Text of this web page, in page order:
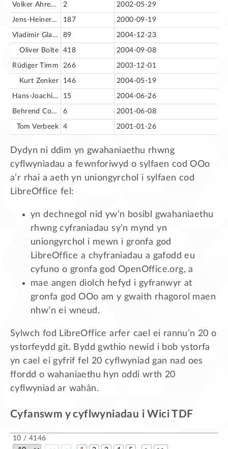
Volker Ahrendt [va] 2 2002-05-29
Jens-Heiner Rechtien 187 2000-09-19
Vladimir Glazounov 89 2004-12-23
Oliver Bolte 418 2004-09-08
Rüdiger Timm 266 2003-12-01
Kurt Zenker 146 2004-05-19
Hans-Joachim Lankenau 15 2004-06-26
Behrend Cornelius 6 2001-06-08
Tom Verbeek 4 2001-01-26
Dydyn ni ddim yn gwahaniaethu rhwng
cyflwyniadau a fewnforiwyd o sylfaen cod OOo
a’r rhai a aeth yn uniongyrchol i sylfaen cod
LibreOffice fel:
yn dechnegol nid yw’n bosibl gwahaniaethu
rhwng cyfraniadau sy’n mynd yn
uniongyrchol i mewn i gronfa god
LibreOffice a chyfraniadau a gafodd eu
cyfuno o gronfa god OpenOffice.org, a
mae angen diolch hefyd i gyfranwyr at
gronfa god OOo am y gwaith rhagorol maen
nhw’n ei wneud.
Sylwch fod LibreOffice arfer cael ei rannu’n 20 o
ystorfeydd git. Bydd gwthio newid i bob ystorfa
yn cael ei gyfrif fel 20 cyflwyniad gan nad oes
ffordd o wahaniaethu hyn oddi wrth 20
cyflwyniad ar wahân.
Cyfanswm y cyflwyniadau i Wici TDF
10 / 4146